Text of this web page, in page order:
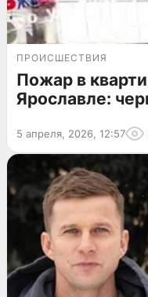
ПРОИСШЕСТВИЯ
Пожар в
Ярославле:
5 апреля, 2026, 12:57